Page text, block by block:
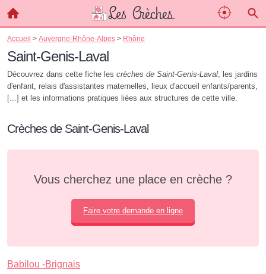
Accueil > Auvergne-Rhône-Alpes > Rhône
Saint-Genis-Laval
Découvrez dans cette fiche les crèches de Saint-Genis-Laval, les jardins
d'enfant, relais d'assistantes maternelles, lieux d'accueil enfants/parents,
[...] et les informations pratiques liées aux structures de cette ville.
Crèches de Saint-Genis-Laval
Vous cherchez une place en crèche ?
Faire votre demande en ligne
Babilou -Brignais